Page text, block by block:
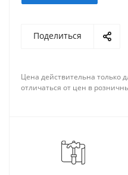
Поделиться
Цена действительна только
отличаться от цен в